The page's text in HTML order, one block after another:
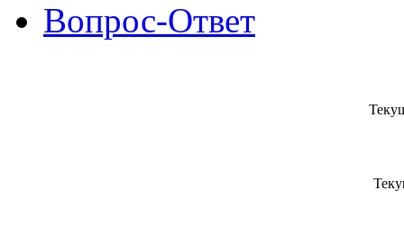
Вопрос-Ответ